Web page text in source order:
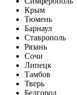
Крым
Тюмень
Барнаул
Ставрополь
Рязань
Сочи
Липецк
Тамбов
Тверь
Белгород